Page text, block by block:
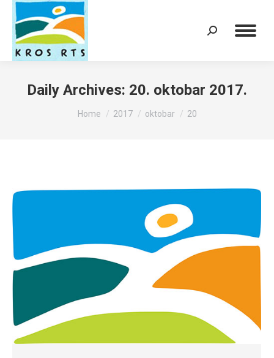
Search:
Daily Archives: 20. oktobar 2017.
You are here:
Home 2017 oktobar 20